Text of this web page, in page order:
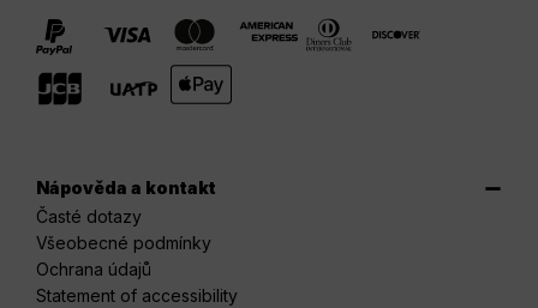
Nápověda a kontakt
Časté dotazy
Všeobecné podmínky
Ochrana údajů
Statement of accessibility